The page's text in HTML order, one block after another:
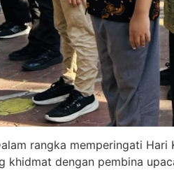
rangka memperingati Hari
khidmat dengan pembina